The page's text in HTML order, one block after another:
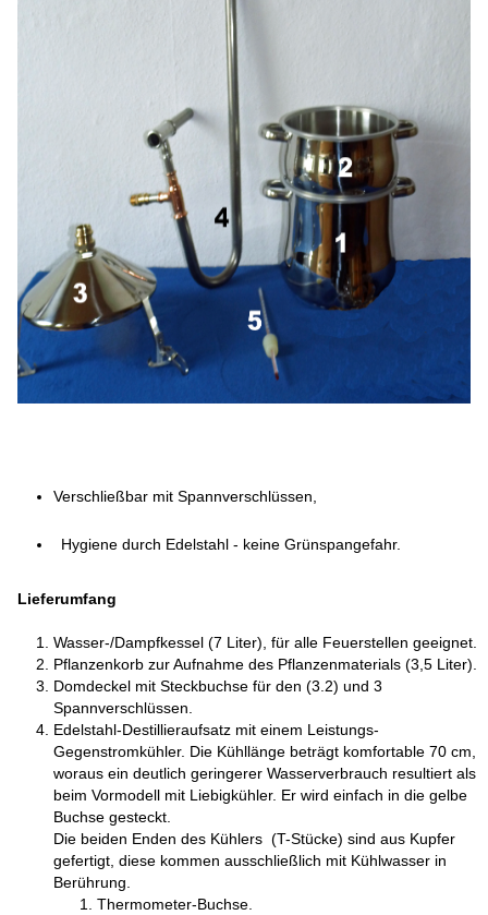
Verschließbar mit Spannverschlüssen,
Hygiene durch Edelstahl - keine Grünspangefahr.
Lieferumfang
Wasser-/Dampfkessel (7 Liter), für alle Feuerstellen geeignet.
Pflanzenkorb zur Aufnahme des Pflanzenmaterials (3,5 Liter).
Domdeckel mit Steckbuchse für den (3.2) und 3
Spannverschlüssen.
Edelstahl-Destillieraufsatz mit einem Leistungs-
Gegenstromkühler. Die Kühllänge beträgt komfortable 70 cm,
woraus ein deutlich geringerer Wasserverbrauch resultiert als
beim Vormodell mit Liebigkühler. Er wird einfach in die gelbe
Buchse gesteckt.
Die beiden Enden des Kühlers (T-Stücke) sind aus Kupfer
gefertigt, diese kommen ausschließlich mit Kühlwasser in
Berührung.
Thermometer-Buchse.